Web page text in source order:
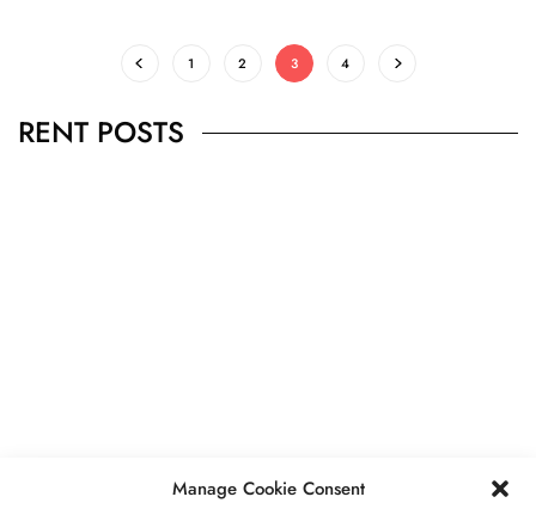
Manage Cookie Consent
1 2 3 4
RENT POSTS